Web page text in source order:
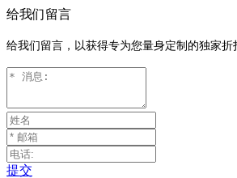
给我们留言
给我们留言，以获得专为您量身定制的独家折
提交